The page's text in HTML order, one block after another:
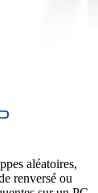
aléatoires,
renversé ou